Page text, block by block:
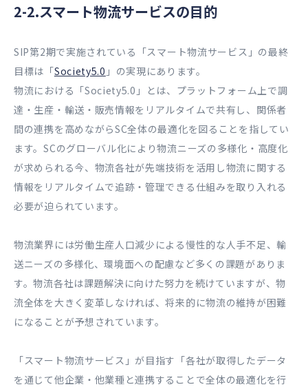
2-2.スマート物流サービスの目的
SIP第2期で実施されている「スマート物流サービス」の最終
目標は「Society5.0 」の実現にあります。
物流における「Society5.0」とは、プラットフォーム上で調
達・生産・輸送・販売情報をリアルタイムで共有し、関係者
間の連携を高めながらSC全体の最適化を図ることを指してい
ます。SCのグローバル化により物流ニーズの多様化・高度化
が求められる今、物流各社が先端技術を活用し物流に関する
情報をリアルタイムで追跡・管理できる仕組みを取り入れる
必要が迫られています。
物流業界には労働生産人口減少による慢性的な人手不足、輸
送ニーズの多様化、環境面への配慮など多くの課題がありま
す。物流各社は課題解決に向けた努力を続けていますが、物
流全体を大きく変革しなければ、将来的に物流の維持が困難
になることが予想されています。
「スマート物流サービス」が目指す「各社が取得したデータ
を通じて他企業・他業種と連携することで全体の最適化を行